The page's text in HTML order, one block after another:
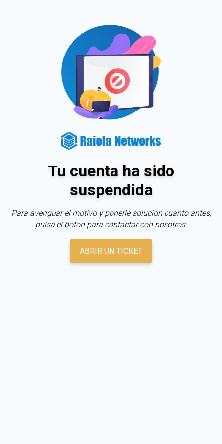
Tu cuenta ha sido
suspendida
Para averiguar el motivo y ponerle solución cuanto antes,
pulsa el botón para contactar con nosotros.
ABRIR UN TICKET